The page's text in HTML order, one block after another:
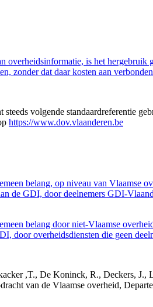
overheidsinformatie, is het
zonder dat daar kosten aan
volgende standaardreferentie
https://www.dov.vlaanderen.be
belang, op niveau van Vlaamse
de GDI, door deelnemers GDI-
belang door niet-Vlaamse
door overheidsdiensten die geen
,T., De Koninck, R., Deckers,
van de Vlaamse overheid,